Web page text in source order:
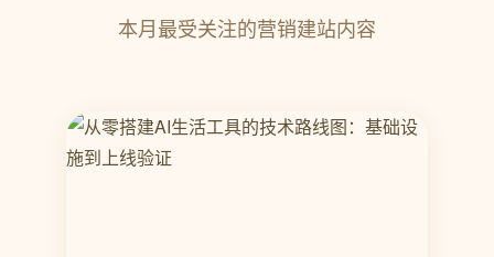
本月最受关注的营销建站内容